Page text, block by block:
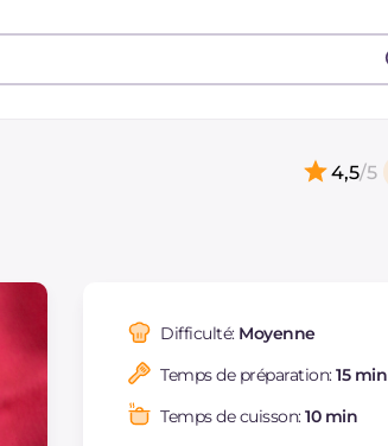
4,5/5
Difficulté: Moyenne
Temps de préparation:15 min
Temps de cuisson:10 min